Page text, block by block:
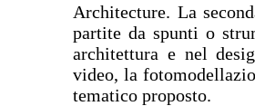
Architecture. La
partite da spunti o
architettura e nel
video, la
tematico proposto.